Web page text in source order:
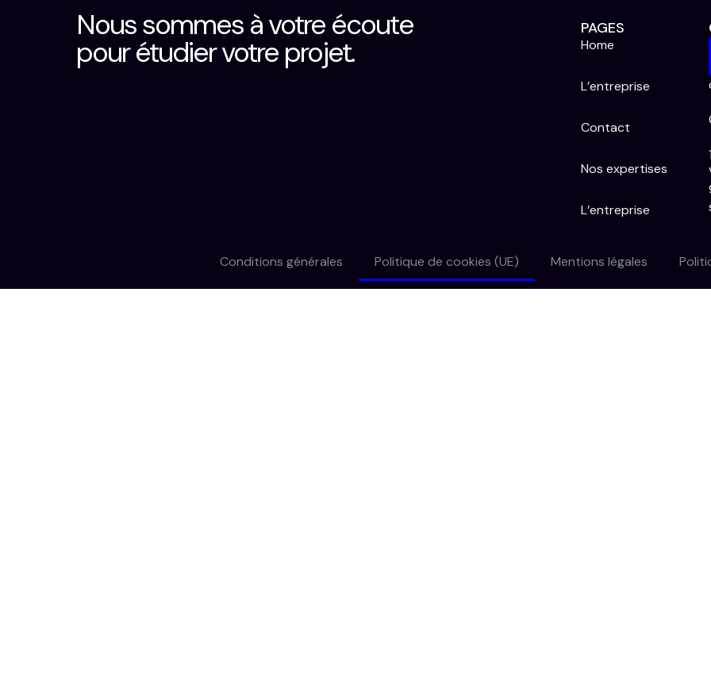
Nous sommes à votre écoute
pour étudier votre projet.
PAGES
Home
L’entreprise
Contact
Nos expertises
L’entreprise
Conditions générales Politique de cookies (UE) Mentions légales